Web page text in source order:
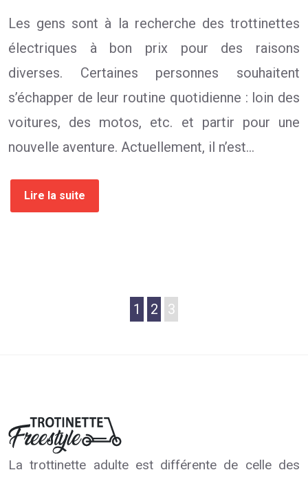
Les gens sont à la recherche des trottinettes
électriques à bon prix pour des raisons
diverses. Certaines personnes souhaitent
s’échapper de leur routine quotidienne : loin des
voitures, des motos, etc. et partir pour une
nouvelle aventure. Actuellement, il n’est…
Lire la suite
1 2 3
La trottinette adulte est différente de celle des